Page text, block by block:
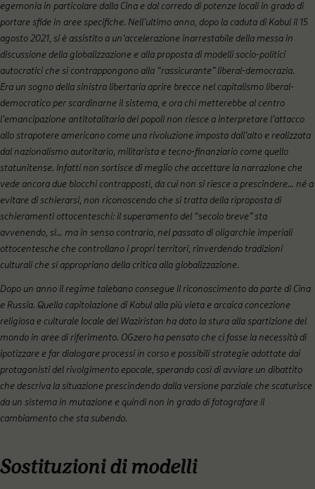
egemonia in particolare dalla Cina e dal corredo di potenze locali in grado di
portare sfide in aree specifiche. Nell’ultimo anno, dopo la caduta di Kabul il 15
agosto 2021, si è assistito a un’accelerazione inarrestabile della messa in
discussione della globalizzazione e alla proposta di modelli socio-politici
autocratici che si contrappongono alla “rassicurante” liberal-democrazia.
Era un sogno della sinistra libertaria aprire brecce nel capitalismo liberal-
democratico per scardinarne il sistema, e ora chi metterebbe al centro
l’emancipazione antitotalitaria dei popoli non riesce a interpretare l’attacco
allo strapotere americano come una rivoluzione imposta dall’alto e realizzata
dal nazionalismo autoritario, militarista e tecno-finanziario come quello
statunitense. Infatti non sortisce di meglio che accettare la narrazione che
vede ancora due blocchi contrapposti, da cui non si riesce a prescindere… né a
evitare di schierarsi, non riconoscendo che si tratta della riproposta di
schieramenti ottocenteschi: il superamento del “secolo breve” sta
avvenendo, sì… ma in senso contrario, nel passato di oligarchie imperiali
ottocentesche che controllano i propri territori, rinverdendo tradizioni
culturali che si appropriano della critica alla globalizzazione.
Dopo un anno il regime talebano consegue il riconoscimento da parte di Cina
e Russia. Quella capitolazione di Kabul alla più vieta e arcaica concezione
religiosa e culturale locale del Waziristan ha dato la stura alla spartizione del
mondo in aree di riferimento. OGzero ha pensato che ci fosse la necessità di
ipotizzare e far dialogare processi in corso e possibili strategie adottate dai
protagonisti del rivolgimento epocale, sperando così di avviare un dibattito
che descriva la situazione prescindendo dalla versione parziale che scaturisce
da un sistema in mutazione e quindi non in grado di fotografare il
cambiamento che sta subendo.
Sostituzioni di modelli